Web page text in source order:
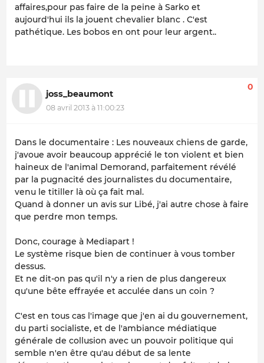
affaires,pour pas faire de la peine à Sarko et
aujourd'hui ils la jouent chevalier blanc . C'est
pathétique. Les bobos en ont pour leur argent..
joss_beaumont
08 avril 2013 à 11:00:23
0
Dans le documentaire : Les nouveaux chiens de garde,
j'avoue avoir beaucoup apprécié le ton violent et bien
haineux de l'animal Demorand, parfaitement révélé
par la pugnacité des journalistes du documentaire,
venu le titiller là où ça fait mal.
Quand à donner un avis sur Libé, j'ai autre chose à faire
que perdre mon temps.
Donc, courage à Mediapart !
Le système risque bien de continuer à vous tomber
dessus.
Et ne dit-on pas qu'il n'y a rien de plus dangereux
qu'une bête effrayée et acculée dans un coin ?
C'est en tous cas l'image que j'en ai du gouvernement,
du parti socialiste, et de l'ambiance médiatique
générale de collusion avec un pouvoir politique qui
semble n'en être qu'au début de sa lente